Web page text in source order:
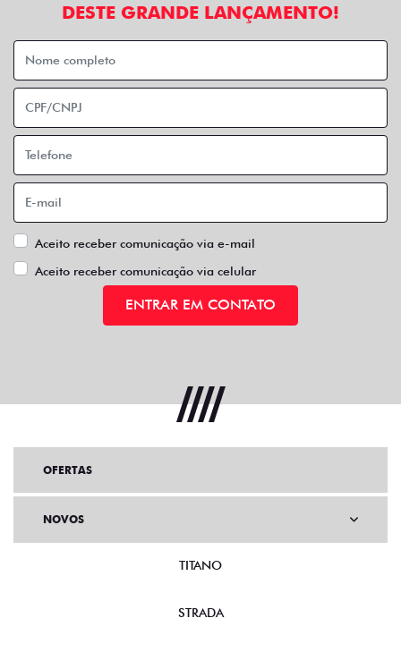
DESTE GRANDE LANÇAMENTO!
Aceito receber comunicação via e-mail
Aceito receber comunicação via celular
ENTRAR EM CONTATO
OFERTAS
NOVOS
TITANO
STRADA